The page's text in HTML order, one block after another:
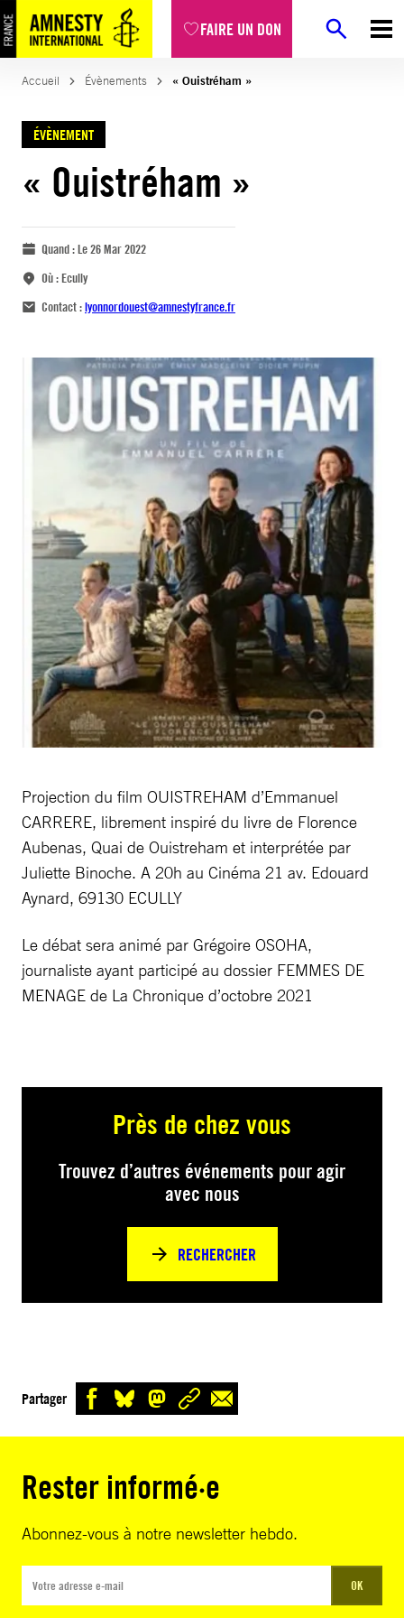
FAIRE UN DON
Accueil Évènements « Ouistréham »
ÉVÈNEMENT
« Ouistréham »
Quand :Le 26 Mar 2022
Où :Ecully
Contact :lyonnordouest@amnestyfrance.fr
Projection du film OUISTREHAM d’Emmanuel
CARRERE, librement inspiré du livre de Florence
Aubenas, Quai de Ouistreham et interprétée par
Juliette Binoche. A 20h au Cinéma 21 av. Edouard
Aynard, 69130 ECULLY
Le débat sera animé par Grégoire OSOHA,
journaliste ayant participé au dossier FEMMES DE
MENAGE de La Chronique d’octobre 2021
Près de chez vous
Trouvez d’autres événements pour agir
avec nous
RECHERCHER
Partager
Rester informé·e
Abonnez-vous à notre newsletter hebdo.
OK